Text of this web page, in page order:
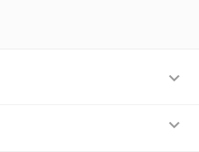

